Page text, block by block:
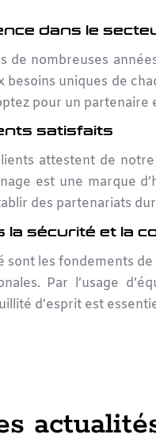
dans le
de nombreuses
besoins uniques de
pour un
satisfaits
attestent de
est une marque
des partenariats
la sécurité et la
sont les fondements
Par l’usage
d’esprit est